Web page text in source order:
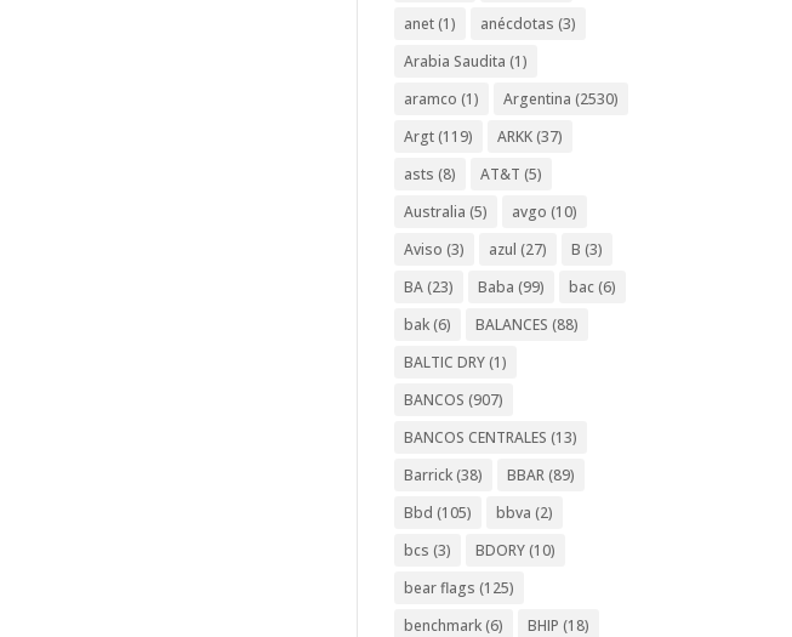
anet (1) anécdotas (3)
Arabia Saudita (1)
aramco (1) Argentina (2530)
Argt (119) ARKK (37)
asts (8) AT&T (5)
Australia (5) avgo (10)
Aviso (3) azul (27) B (3)
BA (23) Baba (99) bac (6)
bak (6) BALANCES (88)
BALTIC DRY (1)
BANCOS (907)
BANCOS CENTRALES (13)
Barrick (38) BBAR (89)
Bbd (105) bbva (2)
bcs (3) BDORY (10)
bear flags (125)
benchmark (6) BHIP (18)